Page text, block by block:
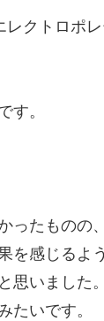
クトロポ
す。
ったものの
を感じるよ
思いました。
たいです。